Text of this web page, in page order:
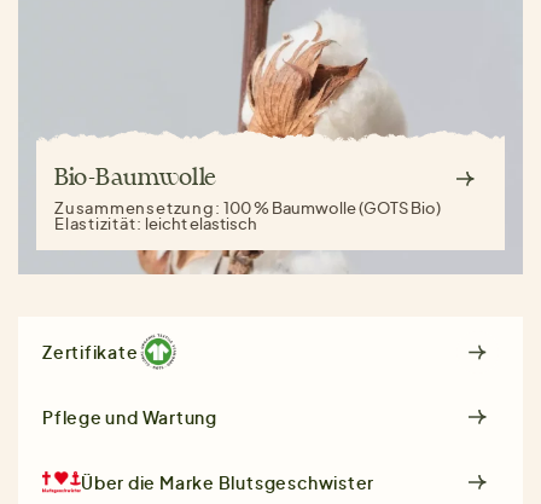
Bio-Baumwolle
Zusammensetzung:100 % Baumwolle (GOTS Bio)
Elastizität: leicht elastisch
Zertifikate
Pflege und Wartung
Über die Marke Blutsgeschwister